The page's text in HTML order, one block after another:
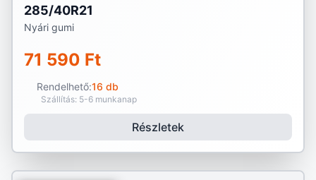
285/40R21
Nyári gumi
71 590 Ft
Rendelhető:16 db
Szállítás: 5-6 munkanap
Részletek